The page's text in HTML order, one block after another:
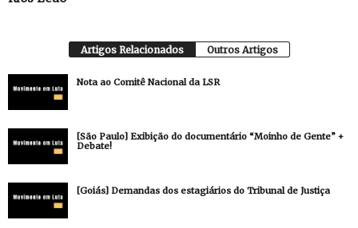
Artigos Relacionados Outros Artigos
Nota ao Comitê Nacional da LSR
[São Paulo] Exibição do documentário “Moinho de Gente” +
Debate!
[Goiás] Demandas dos estagiários do Tribunal de Justiça